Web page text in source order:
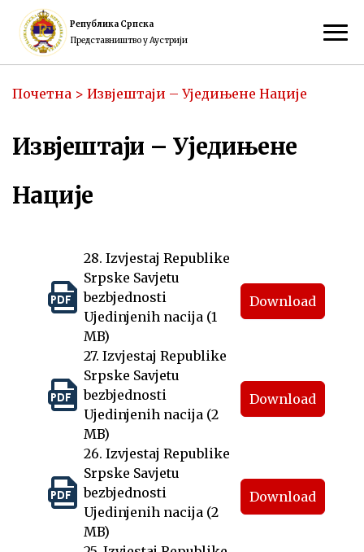
Република Српска
Представништво у Аустрији
Почетна > Извјештаји – Уједињене Нације
Извјештаји – Уједињене
Нације
28. Izvjestaj Republike
Srpske Savjetu
bezbjednosti
Ujedinjenih nacija (1
MB)
Download
27. Izvjestaj Republike
Srpske Savjetu
bezbjednosti
Ujedinjenih nacija (2
MB)
Download
26. Izvjestaj Republike
Srpske Savjetu
bezbjednosti
Ujedinjenih nacija (2
MB)
Download